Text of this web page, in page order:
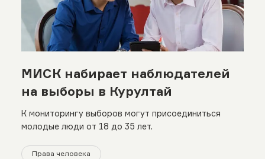
МИСК набирает наблюдателей
на выборы в Курултай
К мониторингу выборов могут присоединиться
молодые люди от 18 до 35 лет.
Права человека